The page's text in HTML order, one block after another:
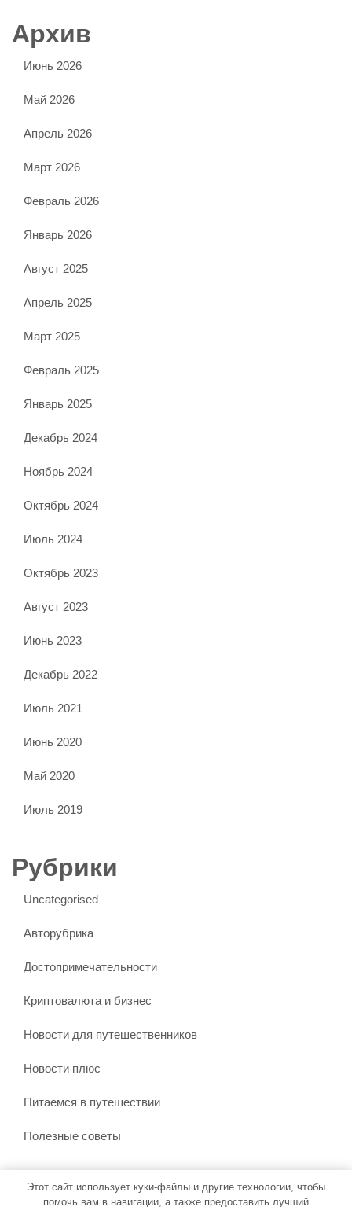
Архив
Июнь 2026
Май 2026
Апрель 2026
Март 2026
Февраль 2026
Январь 2026
Август 2025
Апрель 2025
Март 2025
Февраль 2025
Январь 2025
Декабрь 2024
Ноябрь 2024
Октябрь 2024
Июль 2024
Октябрь 2023
Август 2023
Июнь 2023
Декабрь 2022
Июль 2021
Июнь 2020
Май 2020
Июль 2019
Рубрики
Uncategorised
Авторубрика
Достопримечательности
Криптовалюта и бизнес
Новости для путешественников
Новости плюс
Питаемся в путешествии
Полезные советы
Тема WordPress Бронирование путешествийот Misbah
Этот сайт использует куки-файлы и другие технологии, чтобы
помочь вам в навигации, а также предоставить лучший